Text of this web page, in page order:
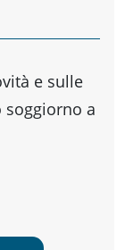
e sulle
a